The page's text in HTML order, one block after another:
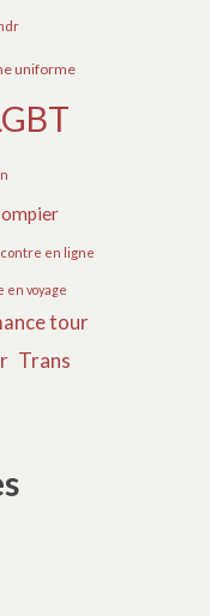
uniforme
en ligne
en voyage
tour
Trans